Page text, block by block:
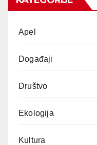
Apel
Događaji
Društvo
Ekologija
Kultura